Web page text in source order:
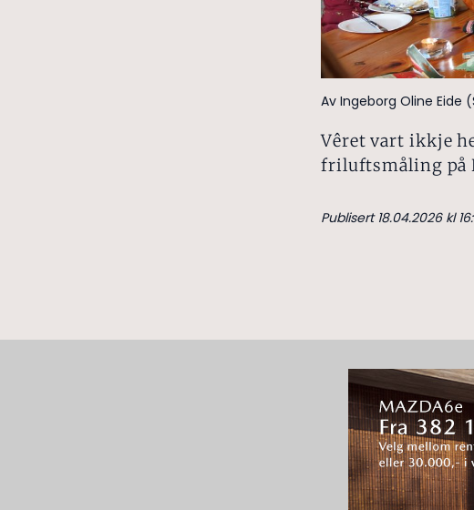
Av Ingeborg Oline Eide
Vêret vart ikkje
friluftsmåling på
Publisert 18.04.2026 kl